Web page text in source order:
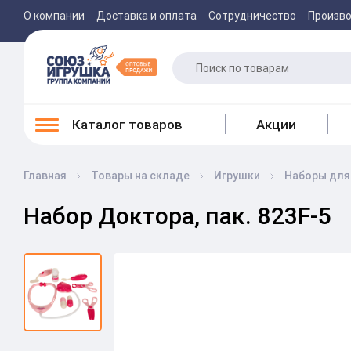
О компании Доставка и оплата Сотрудничество
Каталог товаров Акции
Главная Товары на складе Игрушки Наборы
Набор Доктора, пак. 823F-5